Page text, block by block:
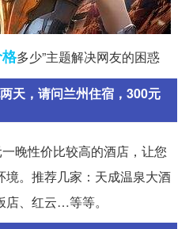
多少”主题解决网友的困惑
天，请问兰州住宿，300元
晚性价比较高的酒店，让您
。推荐几家：天成温泉大酒
、红云…等等。